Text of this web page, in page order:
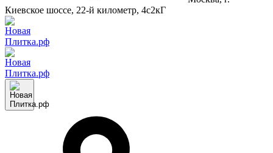
Киевское шоссе, 22-й километр, 4с2кГ